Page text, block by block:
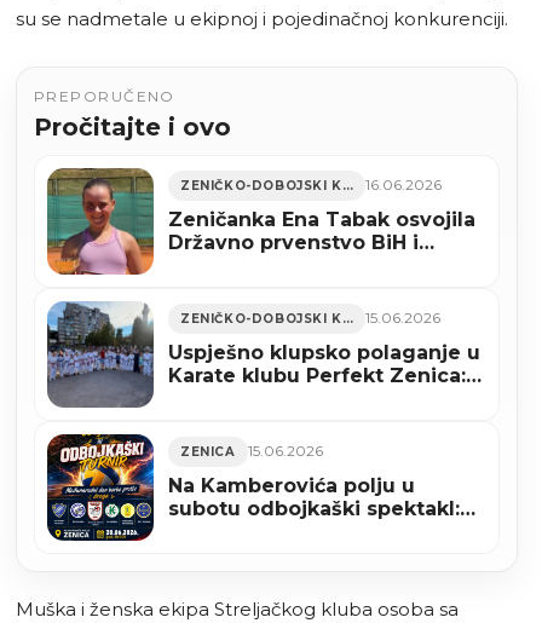
su se nadmetale u ekipnoj i pojedinačnoj konkurenciji.
PREPORUČENO
Pročitajte i ovo
ZENIČKO-DOBOJSKI KANTON 16.06.2026
Zeničanka Ena Tabak osvojila
Državno prvenstvo BiH i
prvenstvu u Gruziji
ZENIČKO-DOBOJSKI KANTON 15.06.2026
Uspješno klupsko polaganje u
Karate klubu Perfekt Zenica:
ZENICA 15.06.2026
Na Kamberovića polju u
subotu odbojkaški spektakl:
Muška i ženska ekipa Streljačkog kluba osoba sa